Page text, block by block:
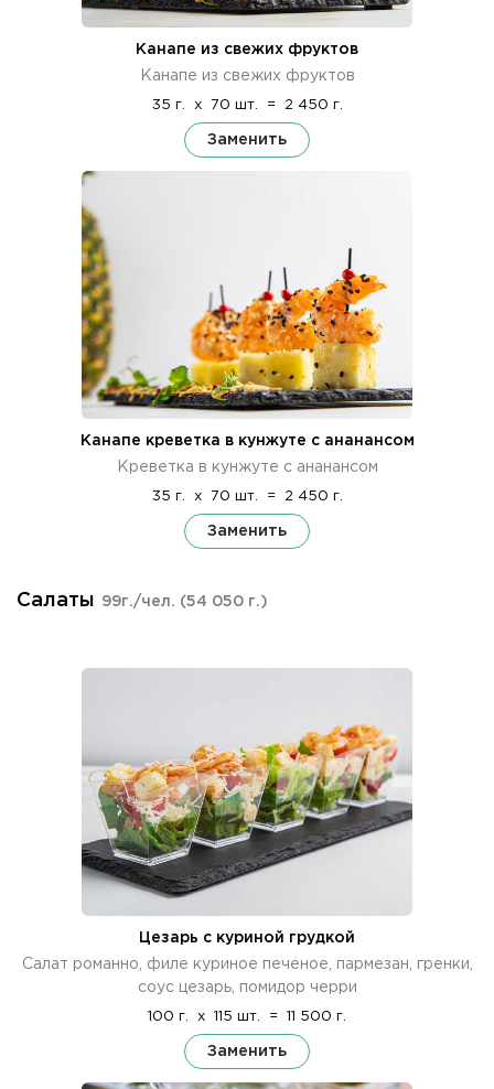
Канапе из свежих фруктов
Канапе из свежих фруктов
35 г. x 70 шт. = 2 450 г.
Заменить
Канапе креветка в кунжуте с ананансом
Креветка в кунжуте с ананансом
35 г. x 70 шт. = 2 450 г.
Заменить
Салаты 99г./чел. (54 050 г.)
Цезарь с куриной грудкой
Cалат романно, филе куриное печеное, пармезан, гренки,
соус цезарь, помидор черри
100 г. x 115 шт. = 11 500 г.
Заменить